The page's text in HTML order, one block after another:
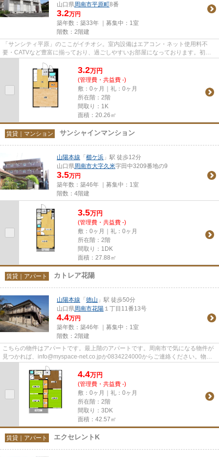
山口県周南市平原町8番
3.2万円
築年数：築33年 ｜募集中： 1室
階数：2階建
「サンシティ平原」のここがイチオシ。室内設備はエアコン・ネット使用料不
要・CATVなど豊富に揃っており、過ごしやすいお部屋になっております。初め
3.2万円
(管理費・共益費 -)
敷：0ヶ月｜礼：0ヶ月
所在階：2階
間取り：1K
面積：20.26㎡
賃貸｜マンション サンシャインマンション
山陽本線 「 櫛ケ浜 」駅 徒歩12分
山口県周南市大字久米字田中3209番地の9
3.5万円
築年数：築46年 ｜募集中： 1室
階数：4階建
3.5万円
(管理費・共益費 -)
敷：0ヶ月｜礼：0ヶ月
所在階：2階
間取り：1DK
面積：27.88㎡
賃貸｜アパート カトレア花陽
山陽本線 「 徳山 」駅 徒歩50分
山口県周南市花陽 １丁目11番13号
4.4万円
築年数：築46年 ｜募集中： 1室
階数：2階建
こちらの物件はアパートです。最上階のアパートです。周南市で気になる物件が
見つかれば、info@myspace-net.co.jpか0834224000からご連絡ください。物件
の詳細情報などをお伝えいたし...
4.4万円
(管理費・共益費 -)
敷：0ヶ月｜礼：0ヶ月
所在階：2階
間取り：3DK
面積：42.57㎡
賃貸｜アパート エクセレントK